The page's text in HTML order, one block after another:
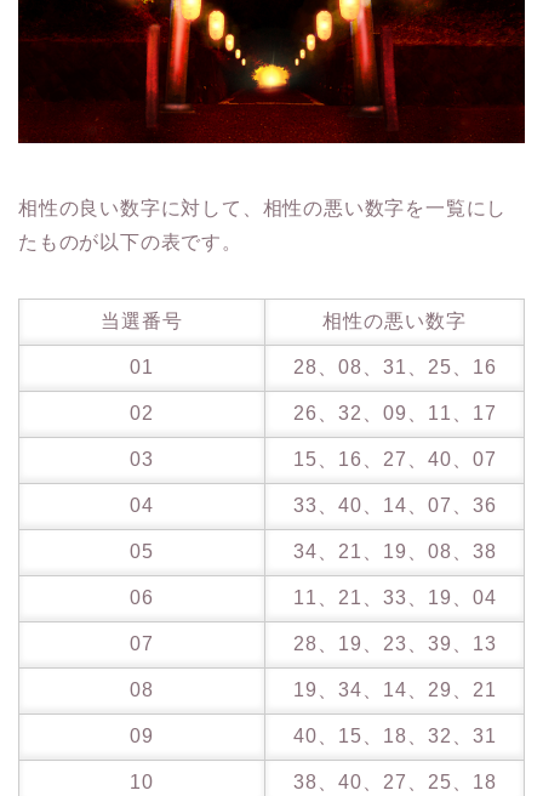
相性の良い数字に対して、相性の悪い数字を一覧にし
たものが以下の表です。
当選番号 相性の悪い数字
01 28、08、31、25、16
02 26、32、09、11、17
03 15、16、27、40、07
04 33、40、14、07、36
05 34、21、19、08、38
06 11、21、33、19、04
07 28、19、23、39、13
08 19、34、14、29、21
09 40、15、18、32、31
10 38、40、27、25、18